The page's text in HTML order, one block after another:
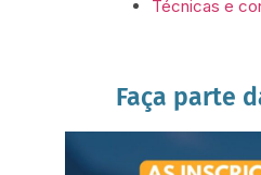
Técnicas e
Faça parte